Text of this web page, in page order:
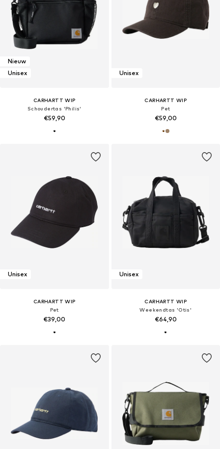
Nieuw
Unisex
CARHARTT WIP
Schoudertas 'Philis'
€59,90
Unisex
CARHARTT WIP
Pet
€59,00
Unisex
CARHARTT WIP
Pet
€39,00
Unisex
CARHARTT WIP
Weekendtas 'Otis'
€64,90